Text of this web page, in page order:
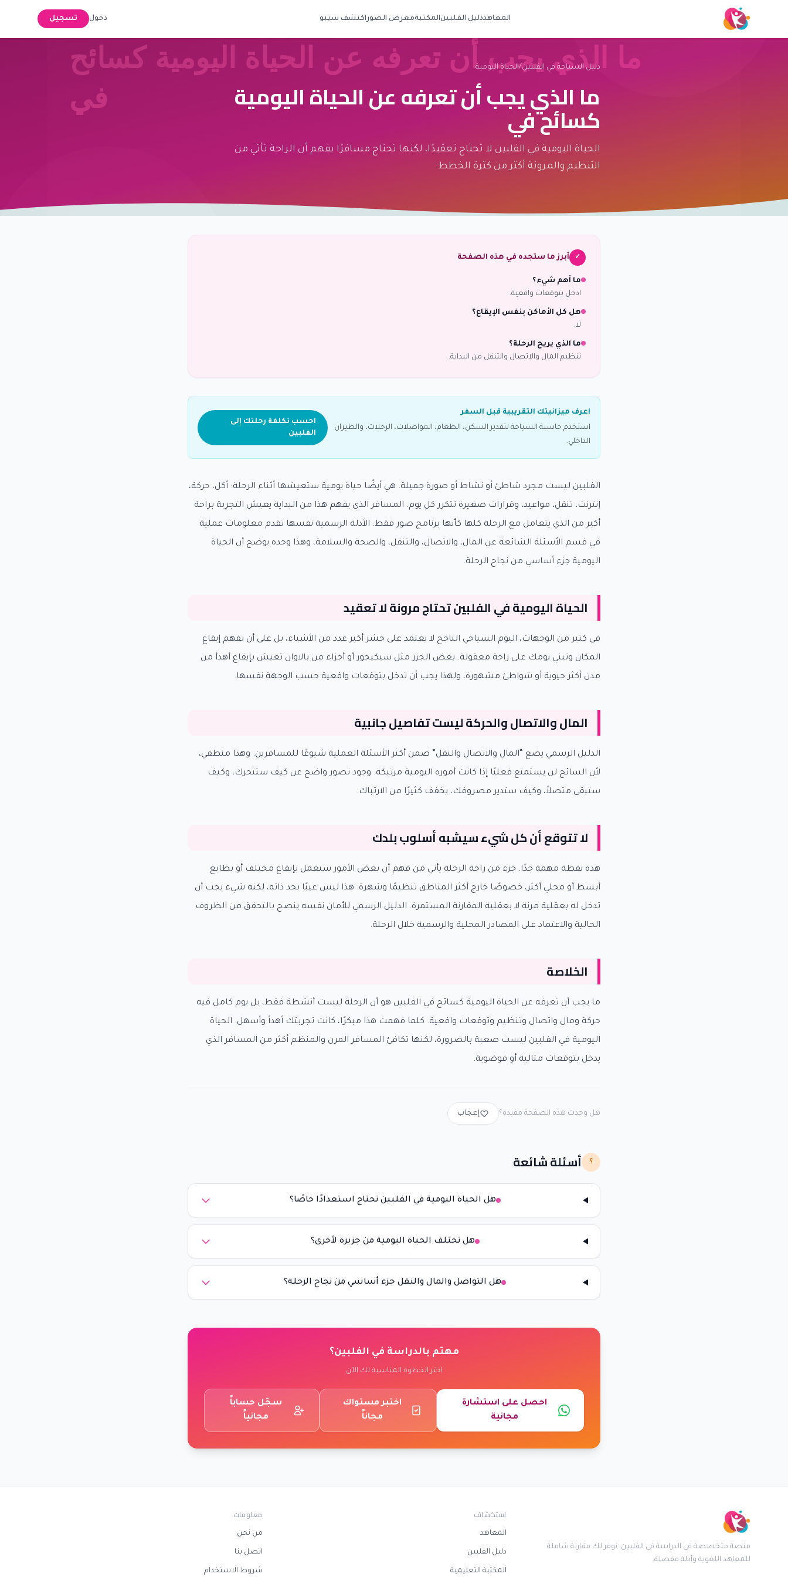
المعاهددليل الفلبينالمكتبةمعرض الصوراكتشف سيبو دخول تسجيل
دليل السياحة في الفلبين/الحياة اليومية
ما الذي يجب أن تعرفه عن الحياة اليومية
كسائح في
الحياة اليومية في الفلبين لا تحتاج تعقيدًا، لكنها تحتاج مسافرًا يفهم أن الراحة تأتي من
التنظيم والمرونة أكثر من كثرة الخطط.
✓ أبرز ما ستجده في هذه الصفحة
ما أهم شيء؟
ادخل بتوقعات واقعية.
هل كل الأماكن بنفس الإيقاع؟
لا.
ما الذي يريح الرحلة؟
تنظيم المال والاتصال والتنقل من البداية.
اعرف ميزانيتك التقريبية قبل السفر
استخدم حاسبة السياحة لتقدير السكن، الطعام، المواصلات، الرحلات، والطيران
الداخلي.
احسب تكلفة رحلتك إلى
الفلبين
الفلبين ليست مجرد شاطئ أو نشاط أو صورة جميلة. هي أيضًا حياة يومية ستعيشها أثناء الرحلة: أكل، حركة،
إنترنت، تنقل، مواعيد، وقرارات صغيرة تتكرر كل يوم. المسافر الذي يفهم هذا من البداية يعيش التجربة براحة
أكبر من الذي يتعامل مع الرحلة كلها كأنها برنامج صور فقط. الأدلة الرسمية نفسها تقدم معلومات عملية
في قسم الأسئلة الشائعة عن المال، والاتصال، والتنقل، والصحة والسلامة، وهذا وحده يوضح أن الحياة
اليومية جزء أساسي من نجاح الرحلة.
الحياة اليومية في الفلبين تحتاج مرونة لا تعقيد
في كثير من الوجهات، اليوم السياحي الناجح لا يعتمد على حشر أكبر عدد من الأشياء، بل على أن تفهم إيقاع
المكان وتبني يومك على راحة معقولة. بعض الجزر مثل سيكيجور أو أجزاء من بالاوان تعيش بإيقاع أهدأ من
مدن أكثر حيوية أو شواطئ مشهورة، ولهذا يجب أن تدخل بتوقعات واقعية حسب الوجهة نفسها.
المال والاتصال والحركة ليست تفاصيل جانبية
الدليل الرسمي يضع “المال والاتصال والنقل” ضمن أكثر الأسئلة العملية شيوعًا للمسافرين. وهذا منطقي،
لأن السائح لن يستمتع فعليًا إذا كانت أموره اليومية مرتبكة. وجود تصور واضح عن كيف ستتحرك، وكيف
ستبقى متصلاً، وكيف ستدير مصروفك، يخفف كثيرًا من الارتباك.
لا تتوقع أن كل شيء سيشبه أسلوب بلدك
هذه نقطة مهمة جدًا. جزء من راحة الرحلة يأتي من فهم أن بعض الأمور ستعمل بإيقاع مختلف أو بطابع
أبسط أو محلي أكثر، خصوصًا خارج أكثر المناطق تنظيمًا وشهرة. هذا ليس عيبًا بحد ذاته، لكنه شيء يجب أن
تدخل له بعقلية مرنة لا بعقلية المقارنة المستمرة. الدليل الرسمي للأمان نفسه ينصح بالتحقق من الظروف
الحالية والاعتماد على المصادر المحلية والرسمية خلال الرحلة.
الخلاصة
ما يجب أن تعرفه عن الحياة اليومية كسائح في الفلبين هو أن الرحلة ليست أنشطة فقط، بل يوم كامل فيه
حركة ومال واتصال وتنظيم وتوقعات واقعية. كلما فهمت هذا مبكرًا، كانت تجربتك أهدأ وأسهل. الحياة
اليومية في الفلبين ليست صعبة بالضرورة، لكنها تكافئ المسافر المرن والمنظم أكثر من المسافر الذي
يدخل بتوقعات مثالية أو فوضوية.
هل وجدت هذه الصفحة مفيدة؟ إعجاب
؟ أسئلة شائعة
هل الحياة اليومية في الفلبين تحتاج استعدادًا خاصًا؟
هل تختلف الحياة اليومية من جزيرة لأخرى؟
هل التواصل والمال والنقل جزء أساسي من نجاح الرحلة؟
مهتم بالدراسة في الفلبين؟
اختر الخطوة المناسبة لك الآن
احصل على استشارة
مجانية
اختبر مستواك
مجاناً
سجّل حساباً
مجانياً
منصة متخصصة في الدراسة في الفلبين. نوفر لك مقارنة شاملة
للمعاهد اللغوية وأدلة مفصلة.
استكشاف
المعاهد
دليل الفلبين
المكتبة التعليمية
معلومات
من نحن
اتصل بنا
شروط الاستخدام